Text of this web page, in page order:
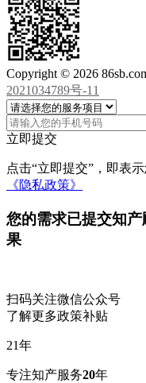
Copyright © 2026
2021034789号-11
立即提交
点击“立即提交”，即表
《隐私政策》
您的需求已提交知产
果
扫码关注微信公众号
了解更多政策补贴
21年
专注知产服务20年